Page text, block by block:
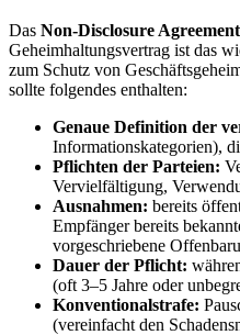
Das Non-Disclosure
Geheimhaltungsvertrag ist das
zum Schutz von
sollte folgendes enthalten:
Genaue Definition der
Informationskategorien),
Pflichten der Parteien:
Vervielfältigung,
Ausnahmen: bereits
Empfänger bereits
vorgeschriebene
Dauer der Pflicht:
(oft 3–5 Jahre oder
Konventionalstrafe:
(vereinfacht den